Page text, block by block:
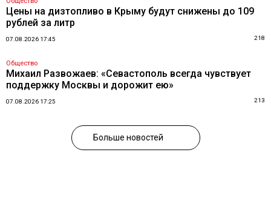
Цены на дизтопливо в Крыму будут снижены до 109
рублей за литр
07.08.2026 17:45 218
Общество
Михаил Развожаев: «Севастополь всегда чувствует
поддержку Москвы и дорожит ею»
07.08.2026 17:25 213
Больше новостей